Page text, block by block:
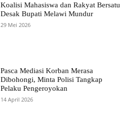
Koalisi Mahasiswa dan Rakyat Bersatu
Desak Bupati Melawi Mundur
29 Mei 2026
Pasca Mediasi Korban Merasa
Dibohongi, Minta Polisi Tangkap
Pelaku Pengeroyokan
14 April 2026